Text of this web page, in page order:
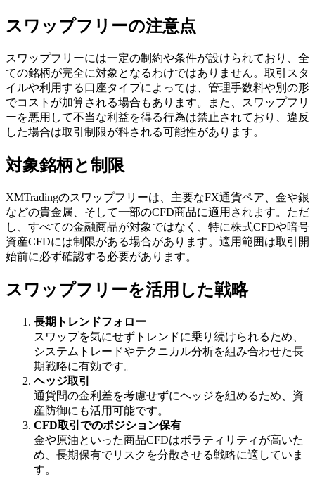
スワップフリーの注意点
スワップフリーには一定の制約や条件が設けられており、全
ての銘柄が完全に対象となるわけではありません。取引スタ
イルや利用する口座タイプによっては、管理手数料や別の形
でコストが加算される場合もあります。また、スワップフリ
ーを悪用して不当な利益を得る行為は禁止されており、違反
した場合は取引制限が科される可能性があります。
対象銘柄と制限
XMTradingのスワップフリーは、主要なFX通貨ペア、金や銀
などの貴金属、そして一部のCFD商品に適用されます。ただ
し、すべての金融商品が対象ではなく、特に株式CFDや暗号
資産CFDには制限がある場合があります。適用範囲は取引開
始前に必ず確認する必要があります。
スワップフリーを活用した戦略
長期トレンドフォロー
スワップを気にせずトレンドに乗り続けられるため、
システムトレードやテクニカル分析を組み合わせた長
期戦略に有効です。
ヘッジ取引
通貨間の金利差を考慮せずにヘッジを組めるため、資
産防御にも活用可能です。
CFD取引でのポジション保有
金や原油といった商品CFDはボラティリティが高いた
め、長期保有でリスクを分散させる戦略に適していま
す。